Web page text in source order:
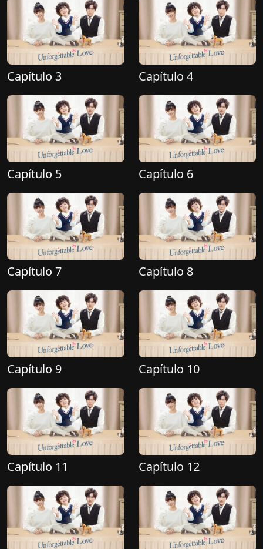
Capítulo 3 Capítulo 4
Capítulo 5 Capítulo 6
Capítulo 7 Capítulo 8
Capítulo 9 Capítulo 10
Capítulo 11 Capítulo 12